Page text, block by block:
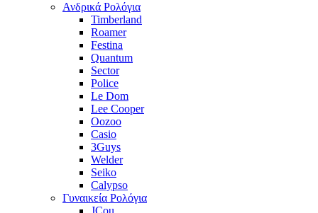
Ανδρικά Ρολόγια
Timberland
Roamer
Festina
Quantum
Sector
Police
Le Dom
Lee Cooper
Oozoo
Casio
3Guys
Welder
Seiko
Calypso
Γυναικεία Ρολόγια